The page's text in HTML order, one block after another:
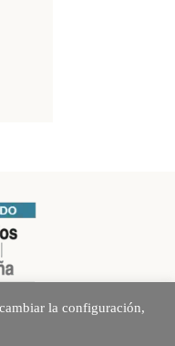
la configuración,